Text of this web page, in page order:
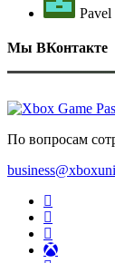
Мы ВКонтакте
По вопросам